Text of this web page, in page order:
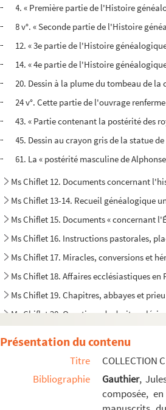
4. « Première partie de l'Histoire
8 v°. « Seconde partie de l'Histoire
12. « 3e partie de l'Histoire
14. « 4e partie de l'Histoire
20. Dessin à la plume du tombeau de
24 v°. Cette partie de l'ouvrage
43. « Partie contenant la postérité des
45. Dessin au crayon gris de la statue
61. La « postérité masculine de
Ms Chiflet 12. Documents concernant
Ms Chiflet 13-14. Recueil généalogique
Ms Chiflet 15. Documents « concernant
Ms Chiflet 16. Instructions pastorales,
Ms Chiflet 17. Miracles, conversions et
Ms Chiflet 18. Affaires ecclésiastiques
Ms Chiflet 19. Chapitres, abbayes et
Ms Chiflet 20. Questions de droit
Ms Chiflet 24. Correspondance de
Présentation du contenu
Titre
COLLECTION
Bibliographie
Gauthier,
composée,